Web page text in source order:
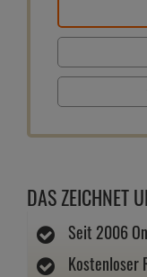
DAS ZEICHNET
Seit 2006
Kostenloser